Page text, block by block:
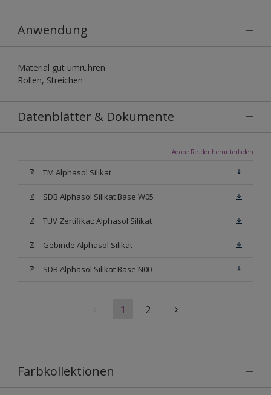
Anwendung
Material gut umrühren
Rollen, Streichen
Datenblätter & Dokumente
Adobe Reader herunterladen
TM Alphasol Silikat
SDB Alphasol Silikat Base W05
TÜV Zertifikat: Alphasol Silikat
Gebinde Alphasol Silikat
SDB Alphasol Silikat Base N00
1 2
Farbkollektionen